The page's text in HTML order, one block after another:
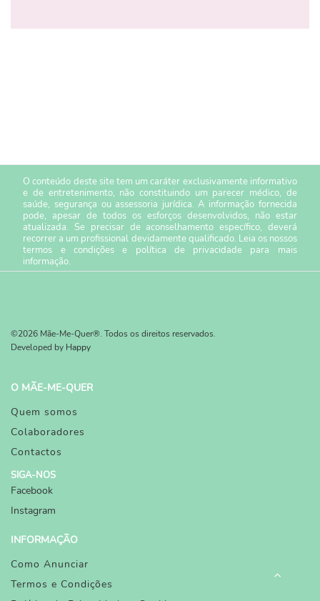
O conteúdo deste site tem um caráter exclusivamente informativo
e de entretenimento, não constituindo um parecer médico, de
saúde, segurança ou assessoria jurídica. A informação fornecida
pode, apesar de todos os esforços desenvolvidos, não estar
atualizada. Se precisar de aconselhamento específico, deverá
recorrer a um profissional devidamente qualificado. Leia os nossos
termos e condiçõese política de privacidade para mais
informação.
©2026 Mãe-Me-Quer®. Todos os direitos reservados.
Developed by Happy
O MÃE-ME-QUER
Quem somos
Colaboradores
Contactos
SIGA-NOS
Facebook
Instagram
INFORMAÇÃO
Como Anunciar
Termos e Condições